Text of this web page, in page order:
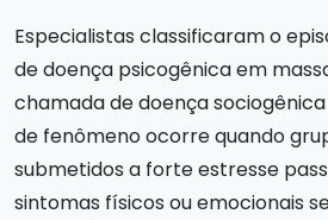
Especialistas classificaram o
de doença psicogênica em
chamada de doença
de fenômeno ocorre quando
submetidos a forte estresse
sintomas físicos ou emocionais